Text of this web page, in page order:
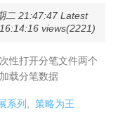
二 21:47:47 Latest
views(2221)
性打开分笔文件两个
载分笔数据
系列 策略为王